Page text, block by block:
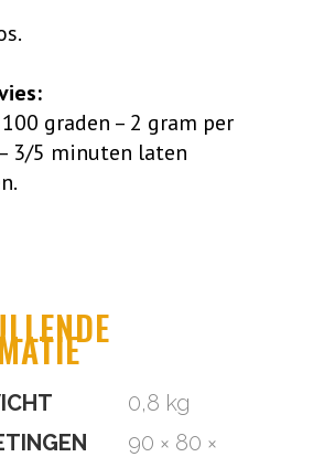
graden – 2 gram per
3/5 minuten laten
0,8 kg
90 × 80 ×